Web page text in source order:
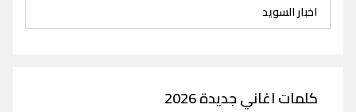
اخبار السويد
كلمات اغاني جديدة 2026